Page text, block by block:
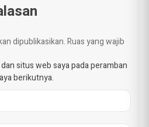
dipublikasikan.Ruas yang wajib
situs web saya pada peramban
berikutnya.